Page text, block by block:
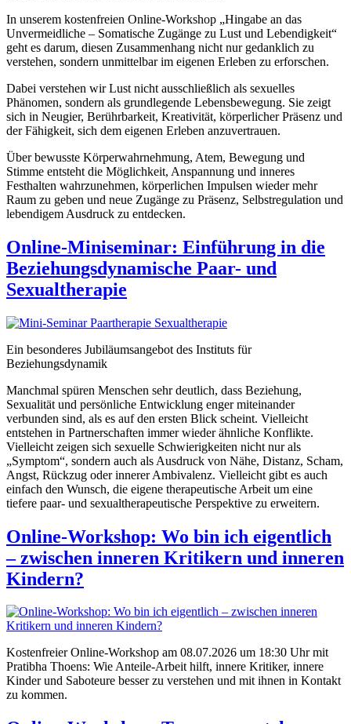
In unserem kostenfreien Online-Workshop „Hingabe an das
Unvermeidliche – Somatische Zugänge zu Lust und Lebendigkeit“
geht es darum, diesen Zusammenhang nicht nur gedanklich zu
verstehen, sondern unmittelbar im eigenen Erleben zu erforschen.
Dabei verstehen wir Lust nicht ausschließlich als sexuelles
Phänomen, sondern als grundlegende Lebensbewegung. Sie zeigt
sich in Neugier, Berührbarkeit, Kreativität, körperlicher Präsenz und
der Fähigkeit, sich dem eigenen Erleben anzuvertrauen.
Über bewusste Körperwahrnehmung, Atem, Bewegung und
Stimme entsteht die Möglichkeit, Anspannung und inneres
Festhalten wahrzunehmen, körperlichen Impulsen wieder mehr
Raum zu geben und neue Zugänge zu Präsenz, Selbstregulation und
lebendigem Ausdruck zu entdecken.
Online-Miniseminar: Einführung in die
Beziehungsdynamische Paar- und
Sexualtherapie
Ein besonderes Jubiläumsangebot des Instituts für
Beziehungsdynamik
Manchmal spüren Menschen sehr deutlich, dass Beziehung,
Sexualität und persönliche Entwicklung enger miteinander
verbunden sind, als es auf den ersten Blick scheint. Vielleicht
entstehen in Partnerschaften immer wieder ähnliche Konflikte.
Vielleicht zeigen sich sexuelle Schwierigkeiten nicht nur als
„Symptom“, sondern auch als Ausdruck von Nähe, Distanz, Scham,
Angst, Rückzug oder innerer Ambivalenz. Vielleicht gibt es auch
einfach den Wunsch, die eigene therapeutische Arbeit um eine
tiefere paar- und sexualtherapeutische Perspektive zu erweitern.
Online-Workshop: Wo bin ich eigentlich
– zwischen inneren Kritikern und inneren
Kindern?
Kostenfreier Online-Workshop am 08.07.2026 um 18:30 Uhr mit
Pratibha Thoens: Wie Anteile-Arbeit hilft, innere Kritiker, innere
Kinder und Saboteure besser zu verstehen und mit ihnen in Kontakt
zu kommen.